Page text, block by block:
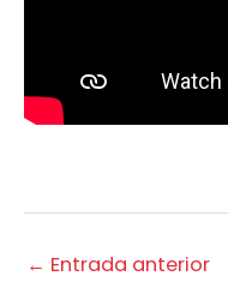
← Entrada anterior